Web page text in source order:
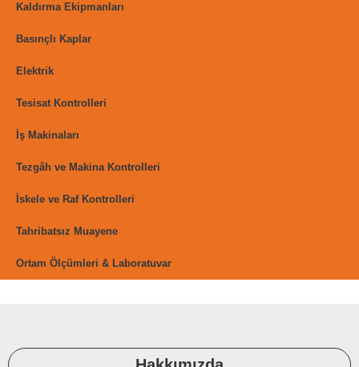
Kaldırma Ekipmanları
Basınçlı Kaplar
Elektrik
Tesisat Kontrolleri
İş Makinaları
Tezgâh ve Makina Kontrolleri
İskele ve Raf Kontrolleri
Tahribatsız Muayene
Ortam Ölçümleri & Laboratuvar